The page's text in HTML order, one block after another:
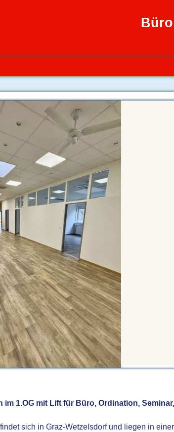
im 1.OG mit Lift für Büro, Ordination, Seminar,
sich in Graz-Wetzelsdorf und liegen in einer